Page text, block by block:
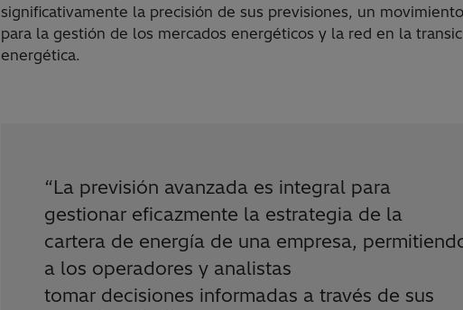
significativamente la precisión de sus previsiones, un
para la gestión de los mercados energéticos y la red en la
energética.
“La previsión avanzada es integral para
gestionar eficazmente la estrategia de la
cartera de energía de una empresa,
a los operadores y analistas
tomar decisiones informadas a través de sus